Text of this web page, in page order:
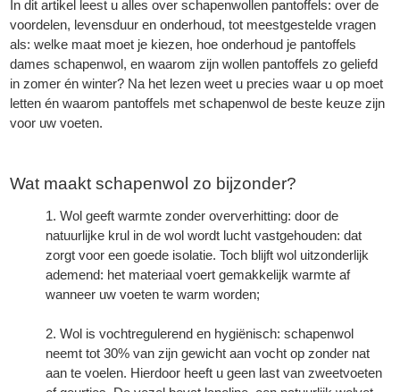
In dit artikel leest u alles over schapenwollen pantoffels: over de
voordelen, levensduur en onderhoud, tot meestgestelde vragen
als: welke maat moet je kiezen, hoe onderhoud je pantoffels
dames schapenwol, en waarom zijn wollen pantoffels zo geliefd
in zomer én winter? Na het lezen weet u precies waar u op moet
letten én waarom pantoffels met schapenwol de beste keuze zijn
voor uw voeten.
Wat maakt schapenwol zo bijzonder?
Wol geeft warmte zonder oververhitting: door de
natuurlijke krul in de wol wordt lucht vastgehouden: dat
zorgt voor een goede isolatie. Toch blijft wol uitzonderlijk
ademend: het materiaal voert gemakkelijk warmte af
wanneer uw voeten te warm worden;
Wol is vochtregulerend en hygiënisch: schapenwol
neemt tot 30% van zijn gewicht aan vocht op zonder nat
aan te voelen. Hierdoor heeft u geen last van zweetvoeten